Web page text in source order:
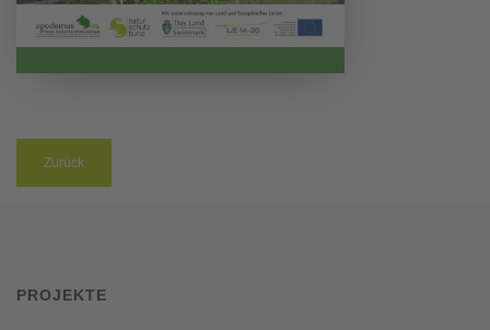
Zurück
PROJEKTE